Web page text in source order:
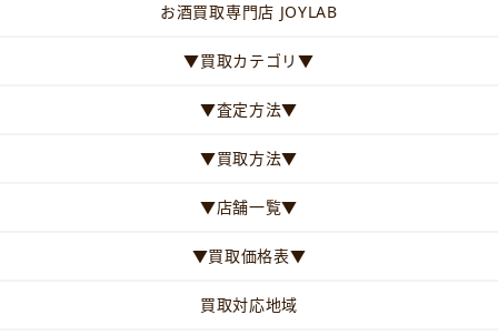
お酒買取専門店 JOYLAB
▼買取カテゴリ▼
▼査定方法▼
▼買取方法▼
▼店舗一覧▼
▼買取価格表▼
買取対応地域